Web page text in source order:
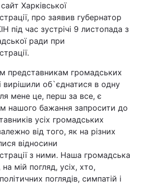
Війна
Політика
Світ
Харківської
про заявив губернатор
під час зустрічі 9 листопада з
ради при
представникам громадських
вирішили об`єднатися в одну
мене це, перш за все, є
нашого бажання запросити до
усіх громадських
від того, як на різних
відносини
з ними. Наша громадська
мій погляд, усіх, хто,
поглядів, симпатій і